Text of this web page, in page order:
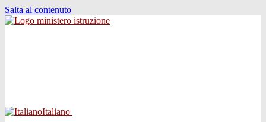
Salta al contenuto
Italiano